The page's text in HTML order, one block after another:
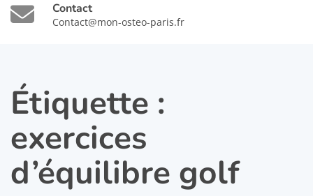
Contact
Contact@mon-osteo-paris.fr
Étiquette :
exercices
d’équilibre golf